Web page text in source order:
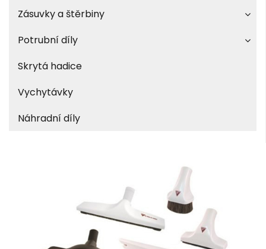
Zásuvky a štěrbiny
Potrubní díly
Skrytá hadice
Vychytávky
Náhradní díly